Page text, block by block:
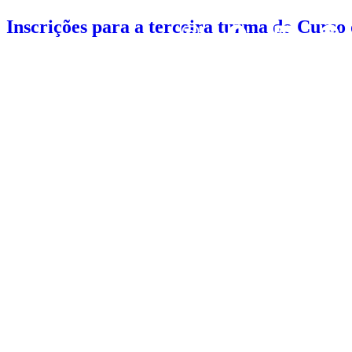
Inscrições para a terceira turma do Curso